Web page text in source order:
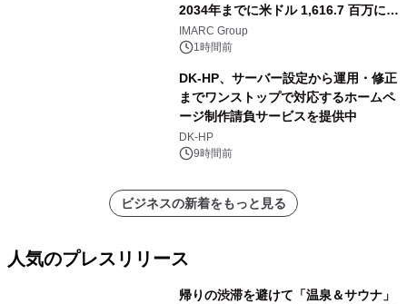
2034年までに米ドル 1,616.7 百万に達
し、CAGR 3.42%で成長すると予測
IMARC Group
1時間前
DK-HP、サーバー設定から運用・修正
までワンストップで対応するホームペ
ージ制作請負サービスを提供中
DK-HP
9時間前
ビジネスの新着をもっと見る
人気のプレスリリース
帰りの渋滞を避けて「温泉＆サウナ」